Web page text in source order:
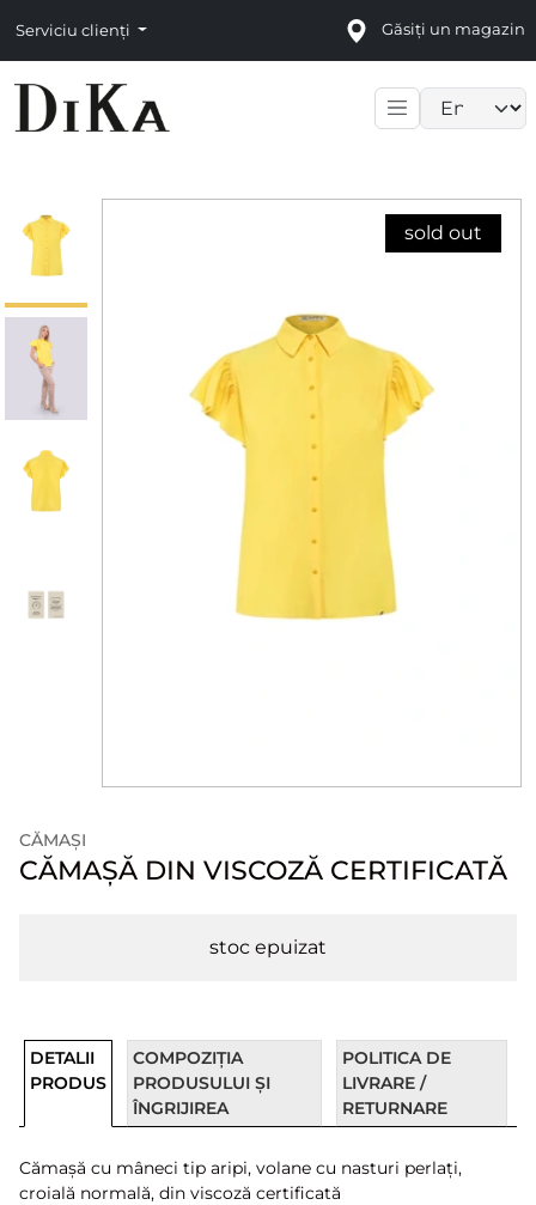
Serviciu clienți Găsiți un magazin
sold out
CĂMAȘI
CĂMAȘĂ DIN VISCOZĂ CERTIFICATĂ
stoc epuizat
DETALII
PRODUS
COMPOZIȚIA
PRODUSULUI ȘI
ÎNGRIJIREA
POLITICA DE
LIVRARE /
RETURNARE
Cămașă cu mâneci tip aripi, volane cu nasturi perlați,
croială normală, din viscoză certificată